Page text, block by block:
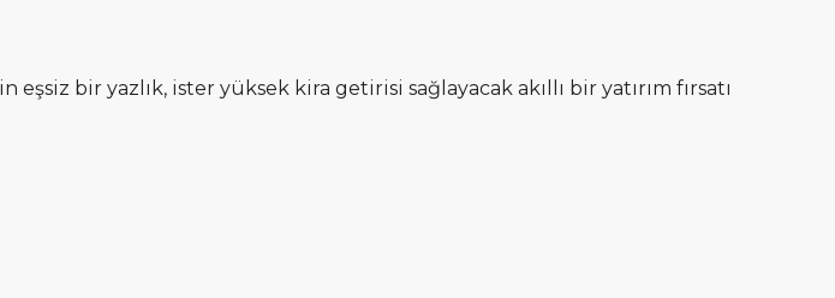
bir yazlık, ister yüksek kira getirisi sağlayacak akıllı bir yatırım fırsatı